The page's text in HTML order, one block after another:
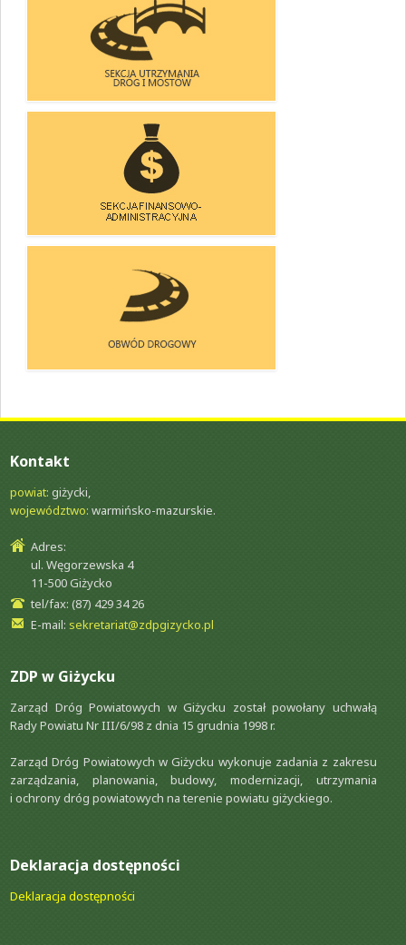
ZESPÓŁ DS. UZGODNIEŃ
- ZAJĘCIA PASA DROGOWEGO
SEKCJA UTRZYMANIA
DRÓG I MOSTÓW
SEKCJA FINANSOWO-
-ADMINISTRACYJNA
OBWÓD DOROGOWY
Kontakt
powiat: giżycki,
województwo: warmińsko-mazurskie.
Adres:
ul. Węgorzewska 4
11-500 Giżycko
tel/fax: (87) 429 34 26
E-mail: sekretariat@zdpgizycko.pl
ZDP w Giżycku
Zarząd Dróg Powiatowych w Giżycku został powołany uchwałą
Rady Powiatu Nr III/6/98 z dnia 15 grudnia 1998 r.
Zarząd Dróg Powiatowych w Giżycku wykonuje zadania z zakresu
zarządzania, planowania, budowy, modernizacji, utrzymania
i ochrony dróg powiatowych na terenie powiatu giżyckiego.
Deklaracja dostępności
Deklaracja dostępności